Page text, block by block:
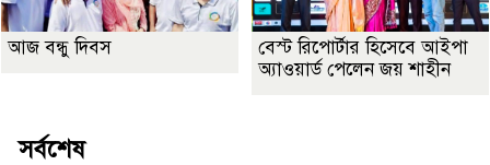
আজ বন্ধু দিবস
বেস্ট রিপোর্টার হিসেবে আইপা
অ্যাওয়ার্ড পেলেন জয় শাহীন
সর্বশেষ